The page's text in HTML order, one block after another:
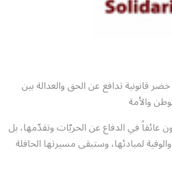
قانونية تدافع عن الحق والعدالة بين
والأمة
في الدفاع عن الحريّات وتقدّمها، بل
لمبادئها، وستبقى مسيرتها الحافلة